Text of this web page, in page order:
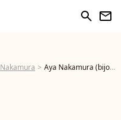
search newsletter
Aya Nakamura (bijoux Messika) - Les célébrités au défilé Jean-Paul Gaultier "Collection Haute Couture Printemps/Eté 2025" lors de la Fashion Week de Paris (PFW), le 29 janvier 2025 © Sam Delpech / Bestimage - Photo